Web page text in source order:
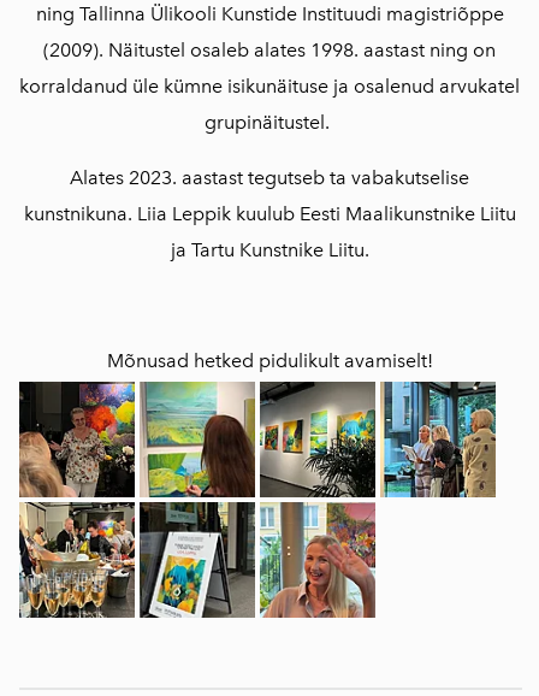
ning Tallinna Ülikooli Kunstide Instituudi magistriõppe
(2009). Näitustel osaleb alates 1998. aastast ning on
korraldanud üle kümne isikunäituse ja osalenud arvukatel
grupinäitustel.
Alates 2023. aastast tegutseb ta vabakutselise
kunstnikuna. Liia Leppik kuulub Eesti Maalikunstnike Liitu
ja Tartu Kunstnike Liitu.
Mõnusad hetked pidulikult avamiselt!